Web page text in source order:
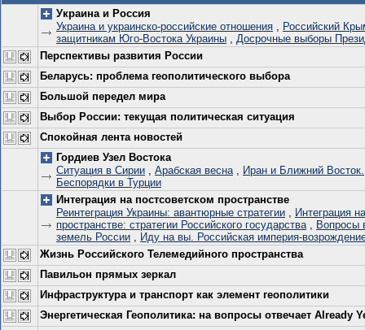
Украина и Россия
Украина и украинско-российские отношения , Российский
защитникам Юго-Востока Украины , Досрочные выборы
Перспективы развития России
Беларусь: проблема геополитического выбора
Большой передел мира
Выбор России: текущая политическая ситуация
Спокойная лента новостей
Гордиев Узел Востока
Ситуация в Сирии , Арабская весна, Иран и Ближний Восток.
Беспорядки в Турции
Интеграция на постсоветском пространстве
Реинтеграция Украины: авантюрные стратегии , Интеграция
пространстве: стратегии Российского государства, Вопросы
земель России , Иду на вы. Российская империя-
Жизнь Российского Телемедийного пространства
Павильон прямых зеркал
Инфраструктура и транспорт как элемент геополитики
Энергетическая Геополитика: на вопросы отвечает Already